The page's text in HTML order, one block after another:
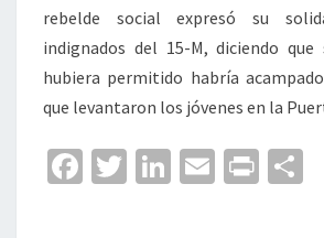
rebelde social expresó su
indignados del 15-M, diciendo
hubiera permitido habría
que levantaron los jóvenes en la
Fa T
Li
E
Pr